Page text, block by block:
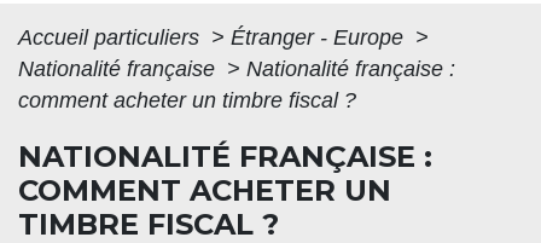
Accueil particuliers > Étranger - Europe >
Nationalité française > Nationalité française :
comment acheter un timbre fiscal ?
NATIONALITÉ FRANÇAISE :
COMMENT ACHETER UN
TIMBRE FISCAL ?